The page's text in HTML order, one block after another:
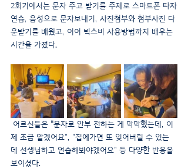
2회기에서는 문자 주고 받기를 주제로 스마트폰 타자
연습, 음성으로 문자보내기, 사진첨부와 첨부사진 다
운받기를 배웠고, 이어 빅스비 사용방법까지 배우는
시간을 가졌다.
어르신들은 “문자로 안부 전하는 게 막막했는데, 이
제 조금 알겠어요", "집에가면 또 잊어버릴 수 있는
데 선생님하고 연습해봐야겠어요" 등 다양한 반응을
보이셨다.